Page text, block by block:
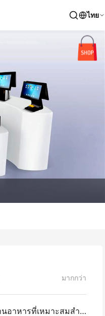
ไทย
มากกว่า
วิธีเลือกซอฟต์แวร์ร้านอาหารที่เหมาะสมสำหรับร้านอาหารขนาดเล็กหรือกลางของคุณ